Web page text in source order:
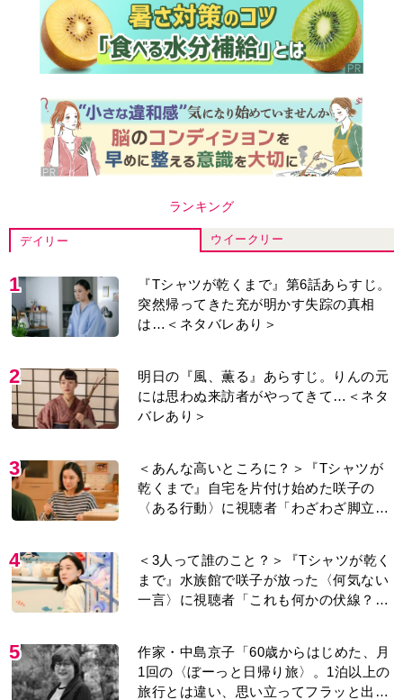
ランキング
デイリー ウイークリー
1
『Tシャツが乾くまで』第6話あらすじ。
突然帰ってきた充が明かす失踪の真相
は…＜ネタバレあり＞
2
明日の『風、薫る』あらすじ。りんの元
には思わぬ来訪者がやってきて…＜ネタ
バレあり＞
3
＜あんな高いところに？＞『Tシャツが
乾くまで』自宅を片付け始めた咲子の
〈ある行動〉に視聴者「わざわざ脚立買
4
＜3人って誰のこと？＞『Tシャツが乾く
まで』水族館で咲子が放った〈何気ない
一言〉に視聴者「これも何かの伏線？」
5
作家・中島京子「60歳からはじめた、月
1回の〈ぼーっと日帰り旅〉。1泊以上の
旅行とは違い、思い立ってフラッと出か